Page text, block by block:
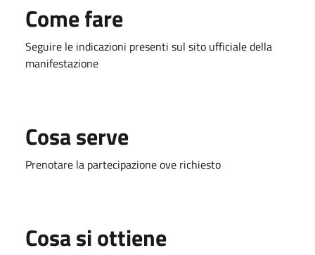
Come fare
Seguire le indicazioni presenti sul sito ufficiale della
manifestazione
Cosa serve
Prenotare la partecipazione ove richiesto
Cosa si ottiene